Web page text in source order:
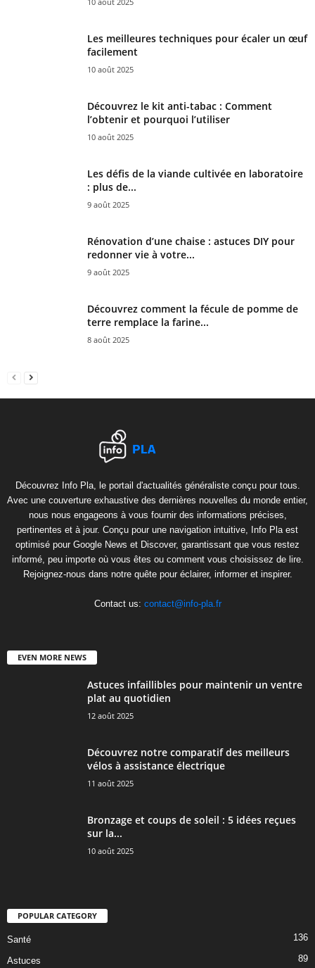
Les meilleures techniques pour écaler un œuf
facilement
10 août 2025
Découvrez le kit anti-tabac : Comment
l’obtenir et pourquoi l’utiliser
10 août 2025
Les défis de la viande cultivée en laboratoire
: plus de...
9 août 2025
Rénovation d’une chaise : astuces DIY pour
redonner vie à votre...
9 août 2025
Découvrez comment la fécule de pomme de
terre remplace la farine...
8 août 2025
Découvrez Info Pla, le portail d'actualités généraliste conçu pour tous.
Avec une couverture exhaustive des dernières nouvelles du monde entier,
nous nous engageons à vous fournir des informations précises,
pertinentes et à jour. Conçu pour une navigation intuitive, Info Pla est
optimisé pour Google News et Discover, garantissant que vous restez
informé, peu importe où vous êtes ou comment vous choisissez de lire.
Rejoignez-nous dans notre quête pour éclairer, informer et inspirer.
Contact us: contact@info-pla.fr
EVEN MORE NEWS
Astuces infaillibles pour maintenir un ventre
plat au quotidien
12 août 2025
Découvrez notre comparatif des meilleurs
vélos à assistance électrique
11 août 2025
Bronzage et coups de soleil : 5 idées reçues
sur la...
10 août 2025
POPULAR CATEGORY
Santé 136
Astuces 89